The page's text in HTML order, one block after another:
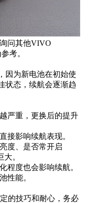
问其他VIVO
考。
因为新电池在初始使
状态，续航会逐渐趋
严重，更换后的提升
接影响续航表现。
度、是否常开启
。
程度也会影响续航。
性能。
的技巧和耐心，务必